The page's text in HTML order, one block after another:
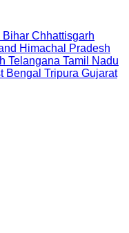
Bihar Chhattisgarh
Himachal Pradesh
Telangana Tamil Nadu
Bengal Tripura Gujarat